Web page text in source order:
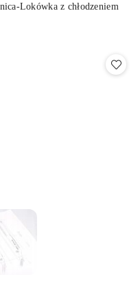
Lokówka z chłodzeniem